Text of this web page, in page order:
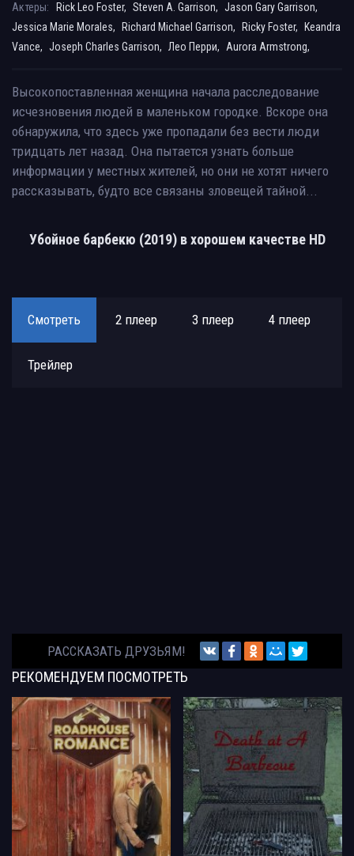
Актеры:
Rick Leo Foster, Steven A. Garrison, Jason Gary Garrison,
Jessica Marie Morales,
Richard Michael Garrison, Ricky Foster,
Keandra
Vance, Joseph Charles Garrison, Лео Перри, Aurora Armstrong,
Высокопоставленная женщина начала расследование
исчезновения людей в маленьком городке. Вскоре она
обнаружила, что здесь уже пропадали без вести люди
тридцать лет назад. Она пытается узнать больше
информации у местных жителей, но они не хотят ничего
рассказывать, будто все связаны зловещей тайной...
Убойное барбекю (2019) в хорошем качестве HD
Смотреть 2 плеер 3 плеер 4 плеер
Трейлер
РАССКАЗАТЬ ДРУЗЬЯМ!
РЕКОМЕНДУЕМ ПОСМОТРЕТЬ